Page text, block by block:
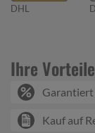
DHL
Ihre
Garantiert
Kauf auf